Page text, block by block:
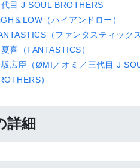
代目 J SOUL BROTHERS
＆LOW（ハイアンドロー）
（ファンタスティックス
喜（FANTASTICS）
広臣（ØMI／オミ／三代目 J
）
詳細